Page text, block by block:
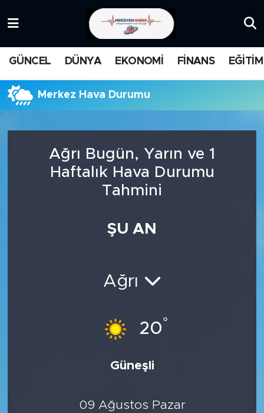
GÜNCEL DÜNYA EKONOMİ FİNANS EĞİTİM
Merkez Hava Durumu
Ağrı Bugün, Yarın ve 1
Haftalık Hava Durumu
Tahmini
ŞU AN
Ağrı
20°
Güneşli
09 Ağustos Pazar
FİNANS
BİLİM-TEKNOLOJİ
Süper Lig Puan Durumu ve Fikstür
Tüm Manşetler
Son Dakika Haberleri